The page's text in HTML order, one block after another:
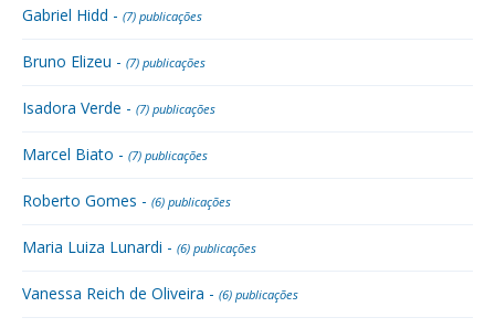
Gabriel Hidd - (7) publicações
Bruno Elizeu - (7) publicações
Isadora Verde - (7) publicações
Marcel Biato - (7) publicações
Roberto Gomes - (6) publicações
Maria Luiza Lunardi - (6) publicações
Vanessa Reich de Oliveira - (6) publicações